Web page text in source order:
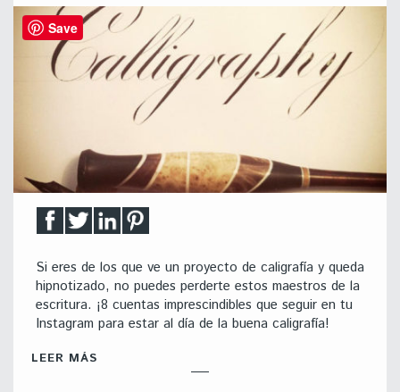
Si eres de los que ve un proyecto de caligrafía y queda
hipnotizado, no puedes perderte estos maestros de la
escritura. ¡8 cuentas imprescindibles que seguir en tu
Instagram para estar al día de la buena caligrafía!
LEER MÁS
Save